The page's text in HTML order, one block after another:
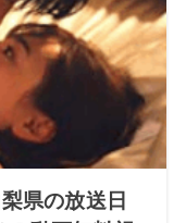
県の放送日